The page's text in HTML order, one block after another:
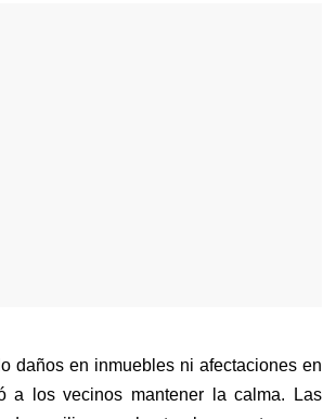
daños en inmuebles ni afectaciones en
a los vecinos mantener la calma. Las